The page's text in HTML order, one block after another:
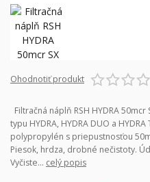
Ohodnotiť produkt
Filtračná náplň RSH HYDRA
typu HYDRA, HYDRA DUO a
polypropylén s priepustnosťou
Piesok, hrdza, drobné nečistoty.
Vyčiste... celý popis